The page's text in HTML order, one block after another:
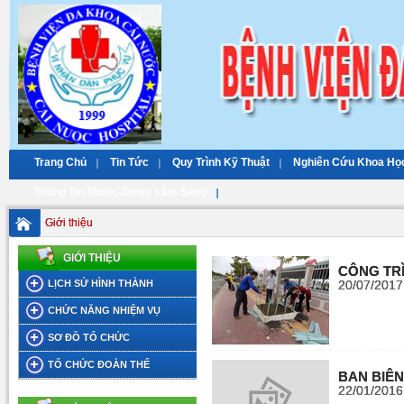
Trang Chủ Tin Tức Quy Trình Kỹ Thuật Nghiên Cứu Khoa
Giới thiệu
GIỚI THIỆU
LỊCH SỬ HÌNH THÀNH
CHỨC NĂNG NHIỆM VỤ
SƠ ĐỒ TỔ CHỨC
TỔ CHỨC ĐOÀN THỂ
CÔNG
20/07/2017
BAN
22/01/2016